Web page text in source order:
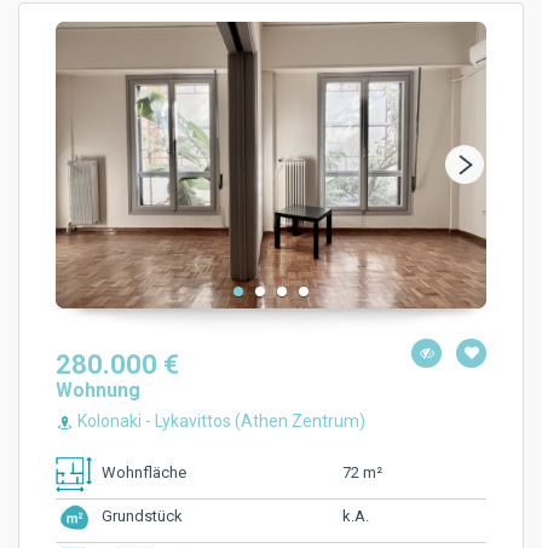
280.000 €
Wohnung
Kolonaki - Lykavittos (Athen Zentrum)
Wohnfläche 72 m²
Grundstück k.A.